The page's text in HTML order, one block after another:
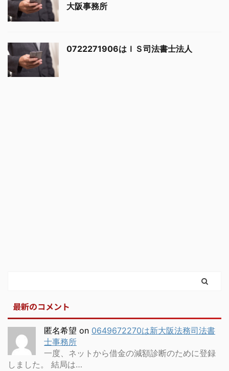
大阪事務所
0722271906はＩＳ司法書士法人
最新のコメント
匿名希望 on 0649672270は新大阪法務司法書
士事務所
一度、ネットから借金の減額診断のために登録
しました。 結局は…